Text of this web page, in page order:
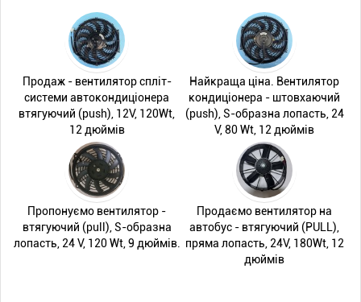
Продаж - вентилятор спліт-
системи автокондиціонера
втягуючий (push), 12V, 120Wt,
12 дюймів
Найкраща ціна. Вентилятор
кондиціонера - штовхаючий
(push), S-образна лопасть, 24
V, 80 Wt, 12 дюймів
Пропонуємо вентилятор -
втягуючий (pull), S-образна
лопасть, 24 V, 120 Wt, 9 дюймів.
Продаємо вентилятор на
автобус - втягуючий (PULL),
пряма лопасть, 24V, 180Wt, 12
дюймів